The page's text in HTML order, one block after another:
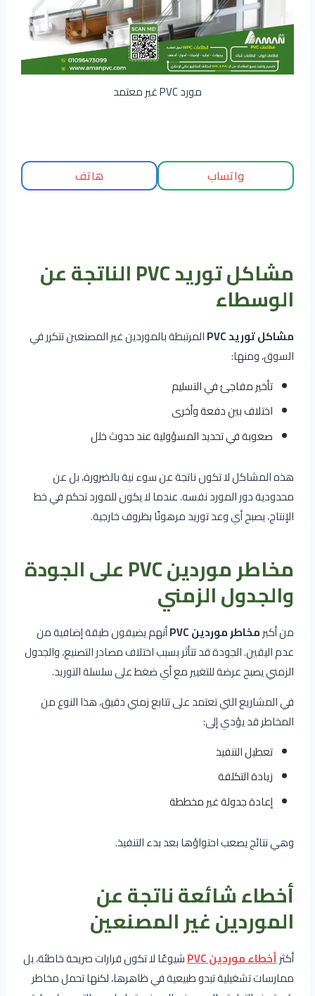
مورد PVC غير معتمد
واتساب هاتف
مشاكل توريد PVC الناتجة عن
الوسطاء
مشاكل توريد PVC
المرتبطة بالموردين غير المصنعين تتكرر في
السوق، ومنها:
تأخير مفاجئ في التسليم
اختلاف بين دفعة وأخرى
صعوبة في تحديد المسؤولية عند حدوث خلل
هذه المشاكل لا تكون ناتجة عن سوء نية بالضرورة، بل عن
محدودية دور المورد نفسه. عندما لا يكون للمورد تحكم في خط
الإنتاج، يصبح أي وعد توريد مرهونًا بظروف خارجية.
مخاطر موردين PVC على الجودة
والجدول الزمني
من أكبرمخاطر موردين PVC
أنهم يضيفون طبقة إضافية من
عدم اليقين. الجودة قد تتأثر بسبب اختلاف مصادر التصنيع، والجدول
الزمني يصبح عرضة للتغيير مع أي ضغط على سلسلة التوريد.
في المشاريع التي تعتمد على تتابع زمني دقيق، هذا النوع من
المخاطر قد يؤدي إلى:
تعطيل التنفيذ
زيادة التكلفة
إعادة جدولة غير مخططة
وهي نتائج يصعب احتواؤها بعد بدء التنفيذ.
أخطاء شائعة ناتجة عن
الموردين غير المصنعين
أكثرأخطاء موردين PVC
شيوعًا لا تكون قرارات صريحة خاطئة، بل
ممارسات تشغيلية تبدو طبيعية في ظاهرها، لكنها تحمل مخاطر